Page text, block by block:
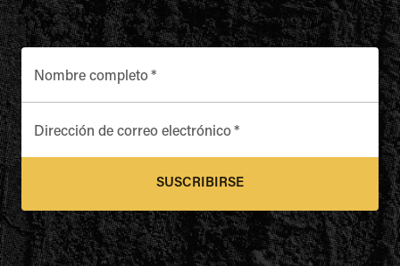
Nombre completo*
Dirección de correo electrónico*
SUSCRIBIRSE